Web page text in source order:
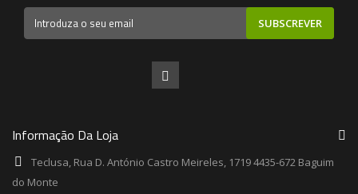
SUBSCREVER
Informação Da Loja
Teclusa, Rua D. António Castro Meireles, 1719 4435-672 Baguim
do Monte